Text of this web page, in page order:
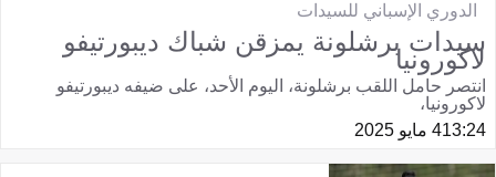
الدوري الإسباني للسيدات
سيدات برشلونة يمزقن شباك ديبورتيفو
لاكورونيا
انتصر حامل اللقب برشلونة، اليوم الأحد، على ضيفه ديبورتيفو
لاكورونيا،
13:244 مايو 2025